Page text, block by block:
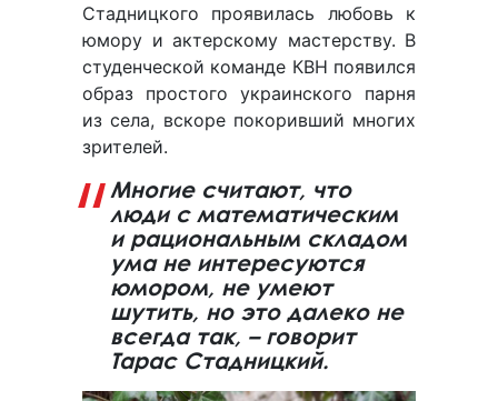
Стадницкого проявилась любовь к
юмору и актерскому мастерству. В
студенческой команде КВН появился
образ простого украинского парня
из села, вскоре покоривший многих
зрителей.
Многие считают, что
люди с математическим
и рациональным складом
ума не интересуются
юмором, не умеют
шутить, но это далеко не
всегда так, – говорит
Тарас Стадницкий.